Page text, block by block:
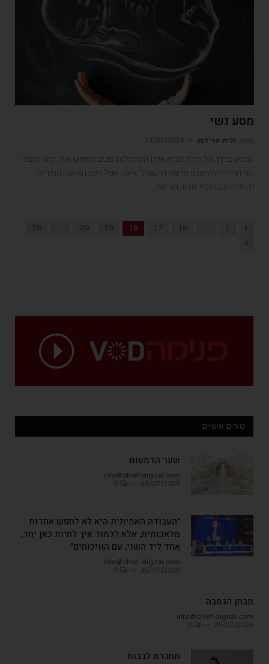
מסע נשי
גלית פרידמן
המסע בדרך אל הילד מביא איתו הסתכלות סביב וחיפוש אחר כיוון חיצוני.
נסי תחילה להתבונן פנימה ולשאול: איפה אני? היכן האישה הפוריה
והנשית שבתוכי? מדור פוריות
Previous
1
16
17
18
19
20
26
Next
טורים אישיים
שער הדמעות
info@chief-digital.com
"העבודה האמיתית היא לא לחפש אחדות
מלאכותית, אלא ללמוד איך לחיות כאן יחד,
אחד ליד השני, עם הוויכוחים"
info@chief-digital.com
מבחן הגמבה
info@chief-digital.com
מחברת לבבות